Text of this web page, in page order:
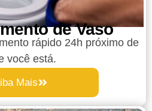
de Vaso
rápido 24h próximo de
você está.
Mais